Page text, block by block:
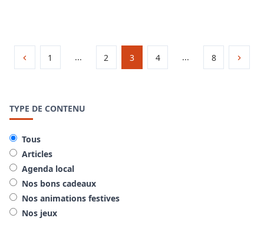
TYPE DE CONTENU
Tous
Articles
Agenda local
Nos bons cadeaux
Nos animations festives
Nos jeux
1 ... 2 3 4 ... 8